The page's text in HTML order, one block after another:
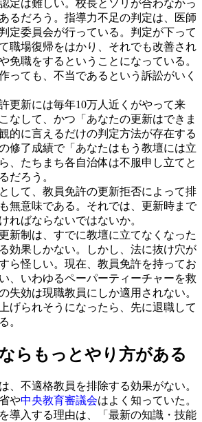
定は難しい。校長とソリが合わなかっ
るだろう。指導力不足の判定は、医師
定委員会が行っている。判定が下って
職場復帰をはかり、それでも改善され
免職をするということになっている。
っても、不当であるという訴訟がいく
更新には毎年10万人近くがやって来
なして、かつ「あなたの更新はできま
的に言えるだけの判定方法が存在する
修了成績で「あなたはもう教壇には立
、たちまち各自治体は不服申し立てと
だろう。
して、教員免許の更新拒否によって排
無意味である。それでは、更新時まで
ればならないではないか。
新制は、すでに教壇に立てなくなった
効果しかない。しかし、法に抜け穴が
ら怪しい。現在、教員免許を持ってお
、いわゆるペーパーティーチャーを救
失効は現職教員にしか適用されない。
げられそうになったら、先に退職して
。
らもっとやり方がある
、不適格教員を排除する効果がない。
や中央教育審議会はよく知っていた。
導入する理由は、「最新の知識・技能